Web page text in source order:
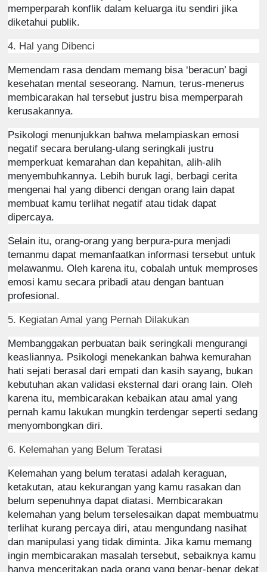
memperparah konflik dalam keluarga itu sendiri jika
diketahui publik.
4. Hal yang Dibenci
Memendam rasa dendam memang bisa ‘beracun’ bagi
kesehatan mental seseorang. Namun, terus-menerus
membicarakan hal tersebut justru bisa memperparah
kerusakannya.
Psikologi menunjukkan bahwa melampiaskan emosi
negatif secara berulang-ulang seringkali justru
memperkuat kemarahan dan kepahitan, alih-alih
menyembuhkannya. Lebih buruk lagi, berbagi cerita
mengenai hal yang dibenci dengan orang lain dapat
membuat kamu terlihat negatif atau tidak dapat
dipercaya.
Selain itu, orang-orang yang berpura-pura menjadi
temanmu dapat memanfaatkan informasi tersebut untuk
melawanmu. Oleh karena itu, cobalah untuk memproses
emosi kamu secara pribadi atau dengan bantuan
profesional.
5. Kegiatan Amal yang Pernah Dilakukan
Membanggakan perbuatan baik seringkali mengurangi
keasliannya. Psikologi menekankan bahwa kemurahan
hati sejati berasal dari empati dan kasih sayang, bukan
kebutuhan akan validasi eksternal dari orang lain.Oleh
karena itu, membicarakan kebaikan atau amal yang
pernah kamu lakukan mungkin terdengar seperti sedang
menyombongkan diri.
6. Kelemahan yang Belum Teratasi
Kelemahan yang belum teratasi adalah keraguan,
ketakutan, atau kekurangan yang kamu rasakan dan
belum sepenuhnya dapat diatasi. Membicarakan
kelemahan yang belum terselesaikan dapat membuatmu
terlihat kurang percaya diri, atau mengundang nasihat
dan manipulasi yang tidak diminta. Jika kamu memang
ingin membicarakan masalah tersebut, sebaiknya kamu
hanya menceritakan pada orang yang benar-benar dekat